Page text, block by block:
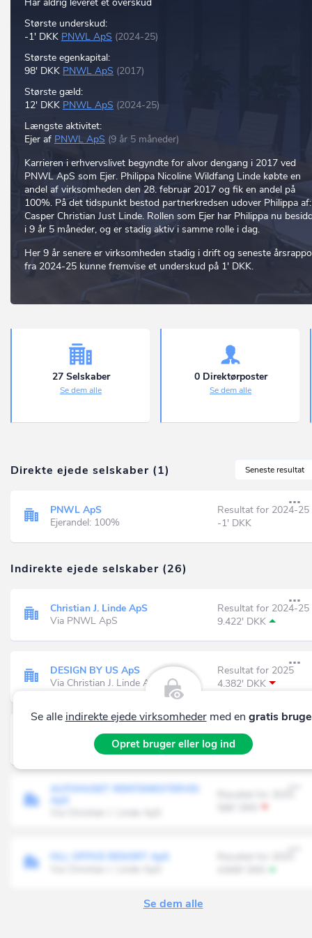
Største underskud:
-1' DKK PNWL ApS (2024-25)
Største egenkapital:
98' DKK PNWL ApS (2017)
Største gæld:
12' DKK PNWL ApS (2024-25)
Længste aktivitet:
Ejer af PNWL ApS (9 år 5 måneder)
Karrieren i erhvervslivet begyndte for alvor dengang i 2017 ved
PNWL ApS som Ejer. Philippa Nicoline Wildfang Linde købte en
andel af virksomheden den 28. februar 2017 og fik en andel på
100%. På det tidspunkt bestod partnerkredsen udover Philippa af:
Casper Christian Just Linde. Rollen som Ejer har Philippa nu
i 9 år 5 måneder, og er stadig aktiv i samme rolle i dag.
Her 9 år senere er virksomheden stadig i drift og seneste
fra 2024-25 kunne fremvise et underskud på 1' DKK.
27 Selskaber
Se dem alle
0 Direktørposter
Se dem alle
Seneste resultat
Direkte ejede selskaber (1)
PNWL ApS
Ejerandel: 100%
Resultat for 2024-25
-1' DKK
Indirekte ejede selskaber (26)
Christian J. Linde ApS
Via PNWL ApS
Resultat for 2024-25
9.422' DKK
DESIGN BY US ApS
Via Christian J. Linde ApS
Resultat for 2025
4.382' DKK
BALCHIK WHITE CLIFFS ApS
Via Christian J. Linde ApS
Resultat for 2025
-16' DKK
AUTOHUSET RENTEMESTERVEJ
ApS
HLL OFFICE RESORT ApS
Se alle indirekte ejede virksomhedermed en gratis
Opret bruger eller log ind
Se dem alle